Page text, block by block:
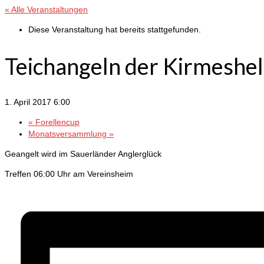
« Alle Veranstaltungen
Diese Veranstaltung hat bereits stattgefunden.
Teichangeln der
1. April 2017 6:00
« Forellencup
Monatsversammlung »
Geangelt wird im Sauerländer Anglerglück
Treffen 06:00 Uhr am Vereinsheim